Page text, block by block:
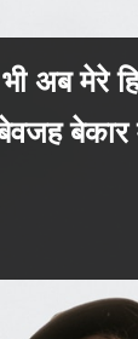
अब मेरे
बेकार